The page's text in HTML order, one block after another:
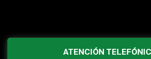
ATENCIÓN